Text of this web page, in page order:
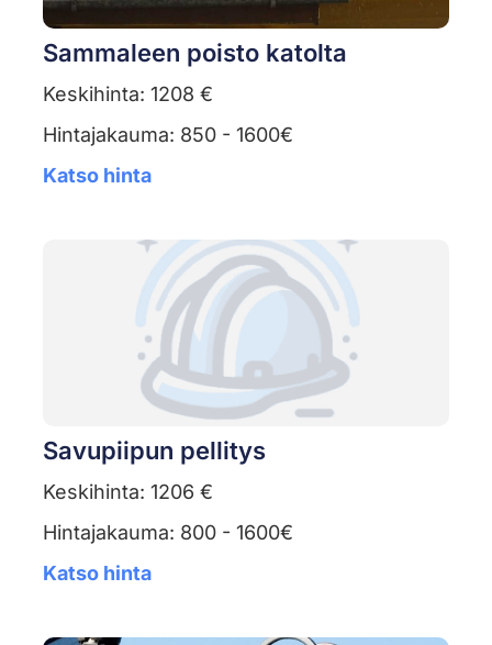
Sammaleen poisto katolta
Keskihinta: 1208 €
Hintajakauma: 850 - 1600€
Katso hinta
Savupiipun pellitys
Keskihinta: 1206 €
Hintajakauma: 800 - 1600€
Katso hinta